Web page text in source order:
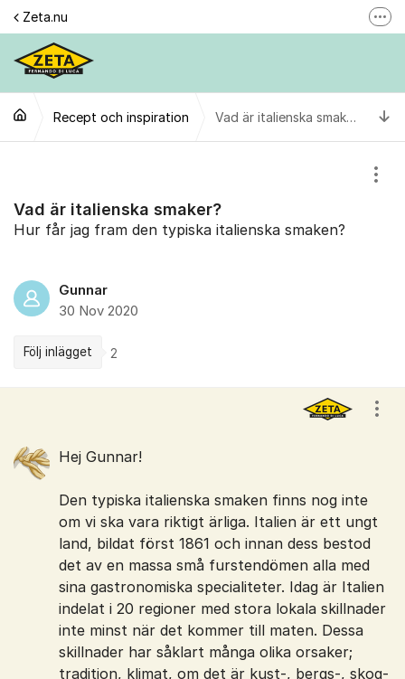
Hoppa till innehåll
Zeta.nu
Följ @zeta
Personuppgiftspolicy
Recept och inspiration Vad är italienska smaker?
Vad är italienska smaker?
Hur får jag fram den typiska italienska smaken?
Gunnar
30 Nov 2020
Följ inlägget 2
Hej Gunnar!
Den typiska italienska smaken finns nog inte
om vi ska vara riktigt ärliga. Italien är ett ungt
land, bildat först 1861 och innan dess bestod
det av en massa små furstendömen alla med
sina gastronomiska specialiteter. Idag är Italien
indelat i 20 regioner med stora lokala skillnader
inte minst när det kommer till maten. Dessa
skillnader har såklart många olika orsaker;
tradition, klimat, om det är kust-, bergs-, skog-